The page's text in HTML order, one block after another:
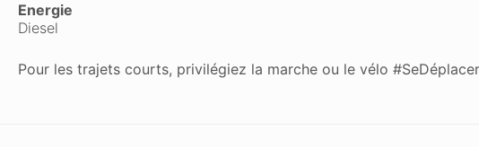
Energie
Diesel
Pour les trajets courts, privilégiez la marche ou le vélo